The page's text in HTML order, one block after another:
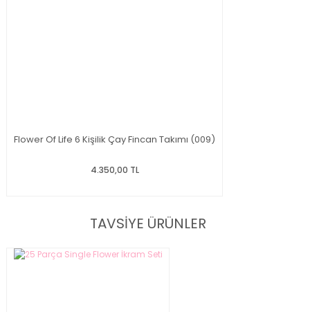
Flower Of Life 6 Kişilik Çay Fincan Takımı (009)
4.350,00 TL
TAVSİYE ÜRÜNLER